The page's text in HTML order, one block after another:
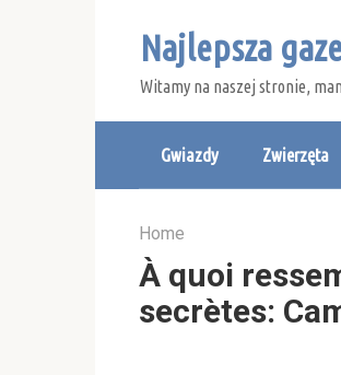
Najlepsza
Witamy na naszej stronie,
Gwiazdy Zwierzęta
Home
À quoi
secrètes: